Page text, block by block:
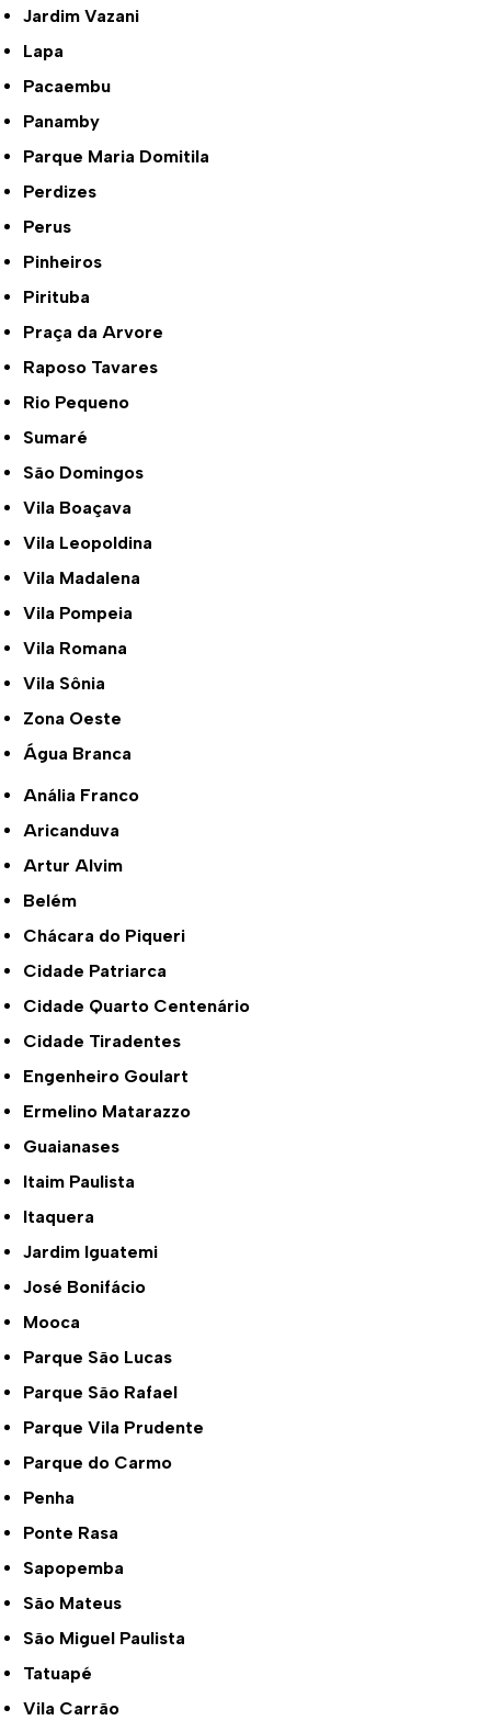
Jardim Vazani
Lapa
Pacaembu
Panamby
Parque Maria Domitila
Perdizes
Perus
Pinheiros
Pirituba
Praça da Arvore
Raposo Tavares
Rio Pequeno
Sumaré
São Domingos
Vila Boaçava
Vila Leopoldina
Vila Madalena
Vila Pompeia
Vila Romana
Vila Sônia
Zona Oeste
Água Branca
Anália Franco
Aricanduva
Artur Alvim
Belém
Chácara do Piqueri
Cidade Patriarca
Cidade Quarto Centenário
Cidade Tiradentes
Engenheiro Goulart
Ermelino Matarazzo
Guaianases
Itaim Paulista
Itaquera
Jardim Iguatemi
José Bonifácio
Mooca
Parque São Lucas
Parque São Rafael
Parque Vila Prudente
Parque do Carmo
Penha
Ponte Rasa
Sapopemba
São Mateus
São Miguel Paulista
Tatuapé
Vila Carrão